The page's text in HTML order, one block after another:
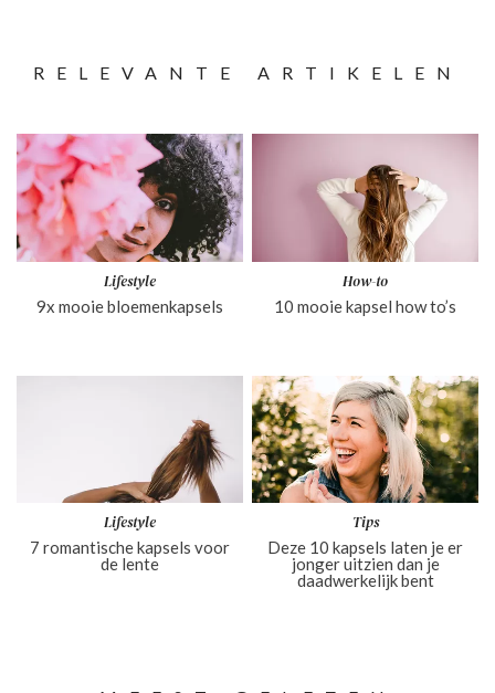
RELEVANTE ARTIKELEN
Lifestyle
9x mooie bloemenkapsels
How-to
10 mooie kapsel how to’s
Lifestyle
7 romantische kapsels voor
de lente
Tips
Deze 10 kapsels laten je er
jonger uitzien dan je
daadwerkelijk bent